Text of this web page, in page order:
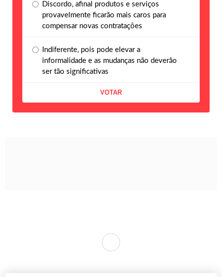
Discordo, afinal produtos e serviços
provavelmente ficarão mais caros para
compensar novas contratações
Indiferente, pois pode elevar a
informalidade e as mudanças não deverão
ser tão significativas